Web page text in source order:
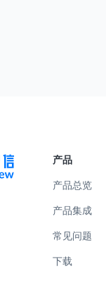
产品
产品总览
产品集成
常见问题
下载